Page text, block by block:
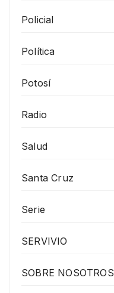
Policial
Política
Potosí
Radio
Salud
Santa Cruz
Serie
SERVIVIO
SOBRE NOSOTROS